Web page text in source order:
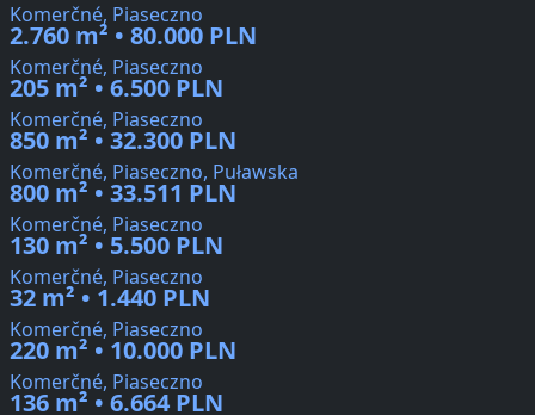
Komerčné, Piaseczno
2.760 m² • 80.000 PLN
Komerčné, Piaseczno
205 m² • 6.500 PLN
Komerčné, Piaseczno
850 m² • 32.300 PLN
Komerčné, Piaseczno, Puławska
800 m² • 33.511 PLN
Komerčné, Piaseczno
130 m² • 5.500 PLN
Komerčné, Piaseczno
32 m² • 1.440 PLN
Komerčné, Piaseczno
220 m² • 10.000 PLN
Komerčné, Piaseczno
136 m² • 6.664 PLN